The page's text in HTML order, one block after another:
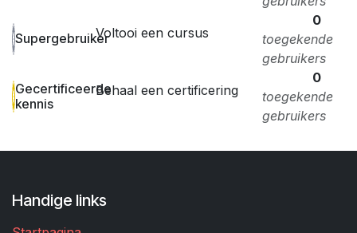
SupergebruikerVoltooi een cursus
0
toegekende
gebruikers
Gecertificeerde
kennis
Behaal een certificering
0
toegekende
gebruikers
Handige links